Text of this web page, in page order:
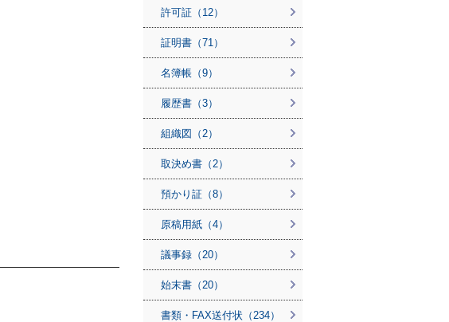
許可証（12）
証明書（71）
名簿帳（9）
履歴書（3）
組織図（2）
取決め書（2）
預かり証（8）
原稿用紙（4）
議事録（20）
始末書（20）
書類・FAX送付状（234）